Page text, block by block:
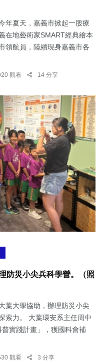
年夏天，嘉義市掀起一股療
在地藝術家SMART經典繪本
領航員，陸續現身嘉義市各
觀看 14 分享
防災小尖兵科學營。（照
葉大學協助，辦理防災小尖
索力。 大葉環安系主任周中
實踐計畫」，獲國科會補
觀看 3 分享